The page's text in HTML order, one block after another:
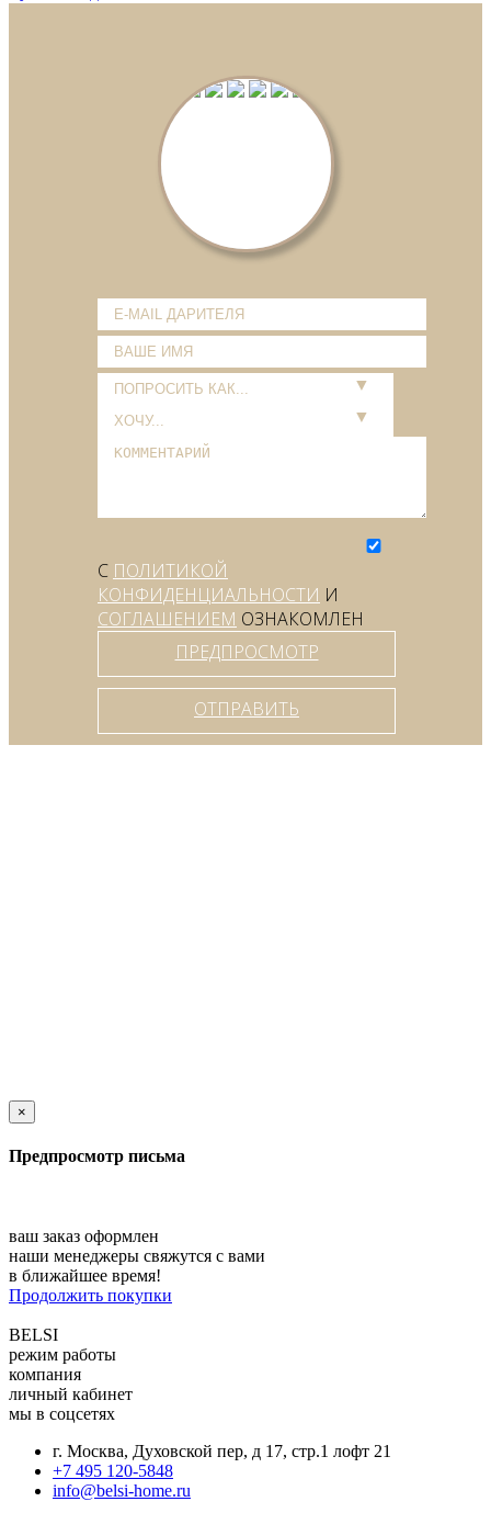
С ПОЛИТИКОЙ
КОНФИДЕНЦИАЛЬНОСТИ И
СОГЛАШЕНИЕМ ОЗНАКОМЛЕН
ПРЕДПРОСМОТР
ОТПРАВИТЬ
×
Предпросмотр письма
ваш заказ оформлен
наши менеджеры свяжутся с вами
в ближайшее время!
Продолжить покупки
BELSI
режим работы
компания
личный кабинет
мы в соцсетях
г. Москва, Духовской пер, д 17, стр.1 лофт 21
+7 495 120-5848
info@belsi-home.ru